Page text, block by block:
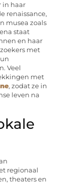
in haar
renaissance,
musea zoals
staat
en haar
met
Veel
met
, zodat ze in
leven na
regionaal
theaters en